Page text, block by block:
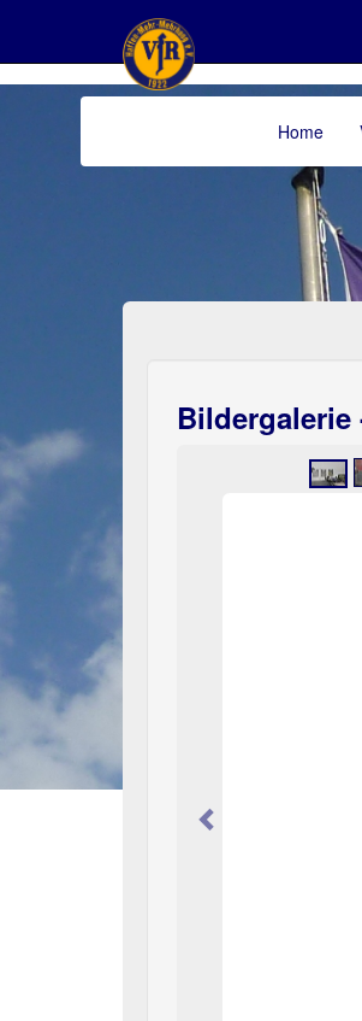
Home
Bildergalerie